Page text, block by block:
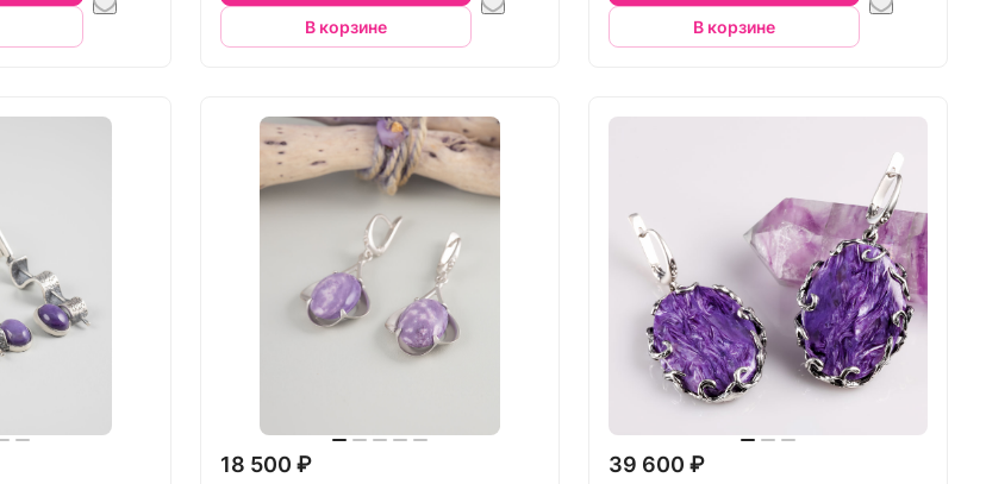
В корзине В корзине
18 500 ₽ 39 600 ₽